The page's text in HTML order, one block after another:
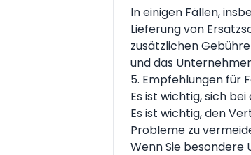
In einigen Fällen,
Lieferung von
zusätzlichen
und das
5. Empfehlungen für
Es ist wichtig, sich
Es ist wichtig, den
Probleme zu
Wenn Sie besondere